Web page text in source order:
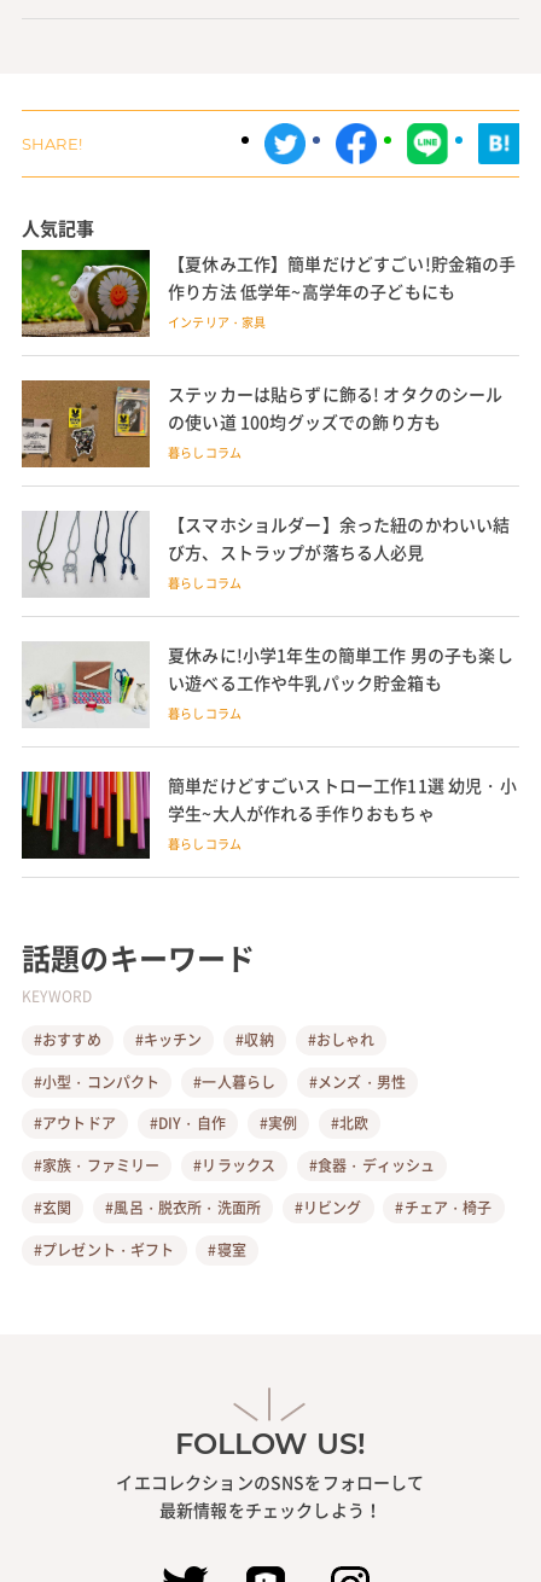
人気記事
【夏休み工作】簡単だけどすごい!貯金箱の手
作り方法 低学年~高学年の子どもにも
インテリア・家具
ステッカーは貼らずに飾る! オタクのシール
の使い道 100均グッズでの飾り方も
暮らしコラム
【スマホショルダー】余った紐のかわいい結
び方、ストラップが落ちる人必見
暮らしコラム
夏休みに!小学1年生の簡単工作 男の子も楽し
い遊べる工作や牛乳パック貯金箱も
暮らしコラム
簡単だけどすごいストロー工作11選 幼児・小
学生~大人が作れる手作りおもちゃ
暮らしコラム
話題のキーワード
KEYWORD
#おすすめ
#キッチン #収納
#おしゃれ
#小型・コンパクト
#一人暮らし
#メンズ・男性
#アウトドア
#DIY・自作 #実例
#北欧
#家族・ファミリー
#リラックス
#食器・ディッシュ
#玄関
#風呂・脱衣所・洗面所 #リビング
#チェア・椅子
#プレゼント・ギフト
#寝室
FOLLOW US!
イエコレクションのSNSをフォローして
最新情報をチェックしよう！